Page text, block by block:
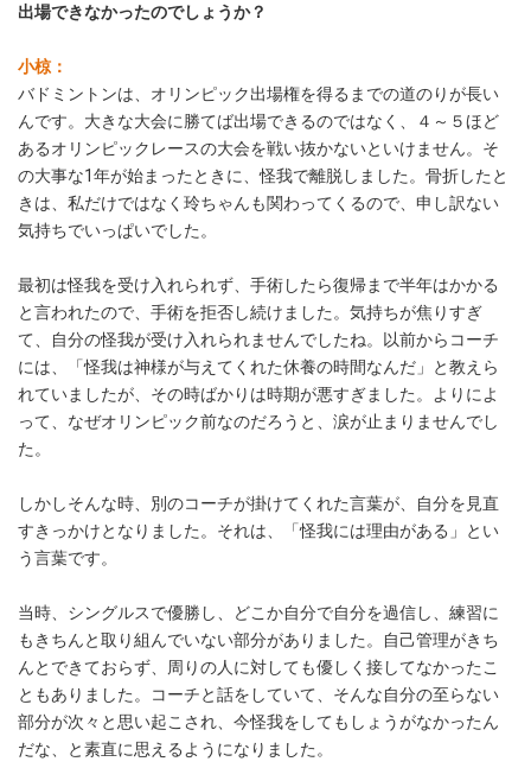
出場できなかったのでしょうか？
小椋：
バドミントンは、オリンピック出場権を得るまでの道のりが長い
んです。大きな大会に勝てば出場できるのではなく、４～５ほど
あるオリンピックレースの大会を戦い抜かないといけません。そ
の大事な1年が始まったときに、怪我で離脱しました。骨折したと
きは、私だけではなく玲ちゃんも関わってくるので、申し訳ない
気持ちでいっぱいでした。
最初は怪我を受け入れられず、手術したら復帰まで半年はかかる
と言われたので、手術を拒否し続けました。気持ちが焦りすぎ
て、自分の怪我が受け入れられませんでしたね。以前からコーチ
には、「怪我は神様が与えてくれた休養の時間なんだ」と教えら
れていましたが、その時ばかりは時期が悪すぎました。よりによ
って、なぜオリンピック前なのだろうと、涙が止まりませんでし
た。
しかしそんな時、別のコーチが掛けてくれた言葉が、自分を見直
すきっかけとなりました。それは、「怪我には理由がある」とい
う言葉です。
当時、シングルスで優勝し、どこか自分で自分を過信し、練習に
もきちんと取り組んでいない部分がありました。自己管理がきち
んとできておらず、周りの人に対しても優しく接してなかったこ
ともありました。コーチと話をしていて、そんな自分の至らない
部分が次々と思い起こされ、今怪我をしてもしょうがなかったん
だな、と素直に思えるようになりました。